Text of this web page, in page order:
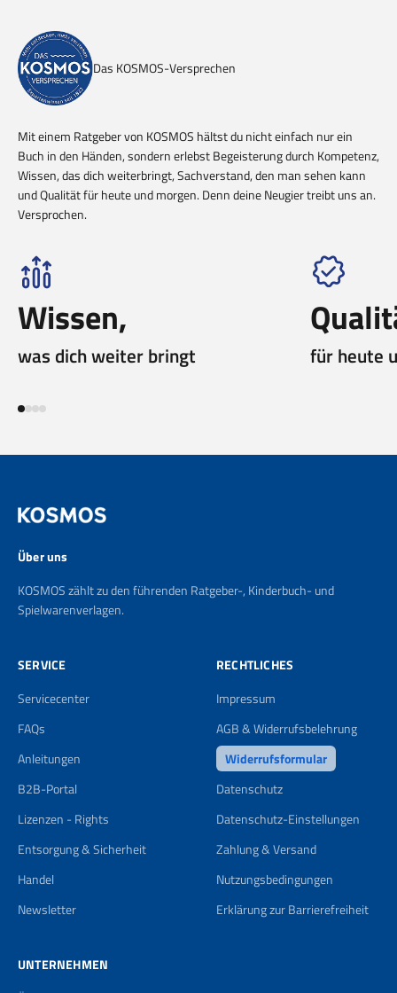
Das KOSMOS-Versprechen
Mit einem Ratgeber von KOSMOS hältst du nicht einfach nur ein
Buch in den Händen, sondern erlebst Begeisterung durch Kompetenz,
Wissen, das dich weiterbringt, Sachverstand, den man sehen kann
und Qualität für heute und morgen. Denn deine Neugier treibt uns an.
Versprochen.
Wissen,
was dich weiter bringt für heute
Gehe zu Element 1
Gehe zu Element 2
Gehe zu Element 3
Gehe zu Element 4
Über uns
KOSMOS zählt zu den führenden Ratgeber-, Kinderbuch- und
Spielwarenverlagen.
SERVICE
Servicecenter
FAQs
Anleitungen
B2B-Portal
Lizenzen - Rights
Entsorgung & Sicherheit
Handel
Newsletter
RECHTLICHES
Impressum
AGB & Widerrufsbelehrung
Widerrufsformular
Datenschutz
Datenschutz-Einstellungen
Zahlung & Versand
Nutzungsbedingungen
Erklärung zur Barrierefreiheit
UNTERNEHMEN